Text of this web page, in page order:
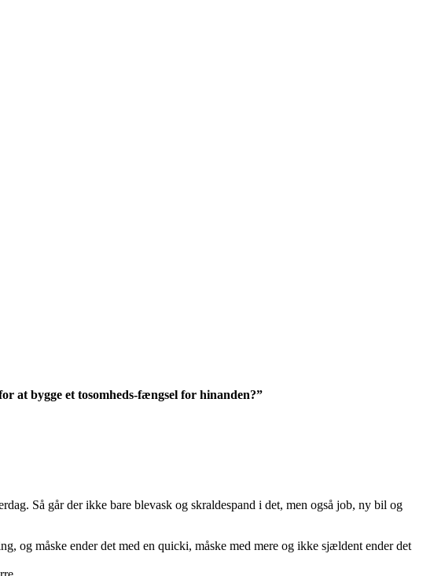
at bygge et tosomheds-fængsel for hinanden?”
Så går der ikke bare blevask og skraldespand i det, men også job, ny bil og
og måske ender det med en quicki, måske med mere og ikke sjældent ender det